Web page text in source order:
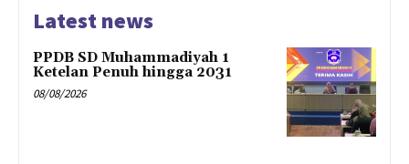
Latest news
PPDB SD Muhammadiyah 1
Ketelan Penuh hingga 2031
08/08/2026